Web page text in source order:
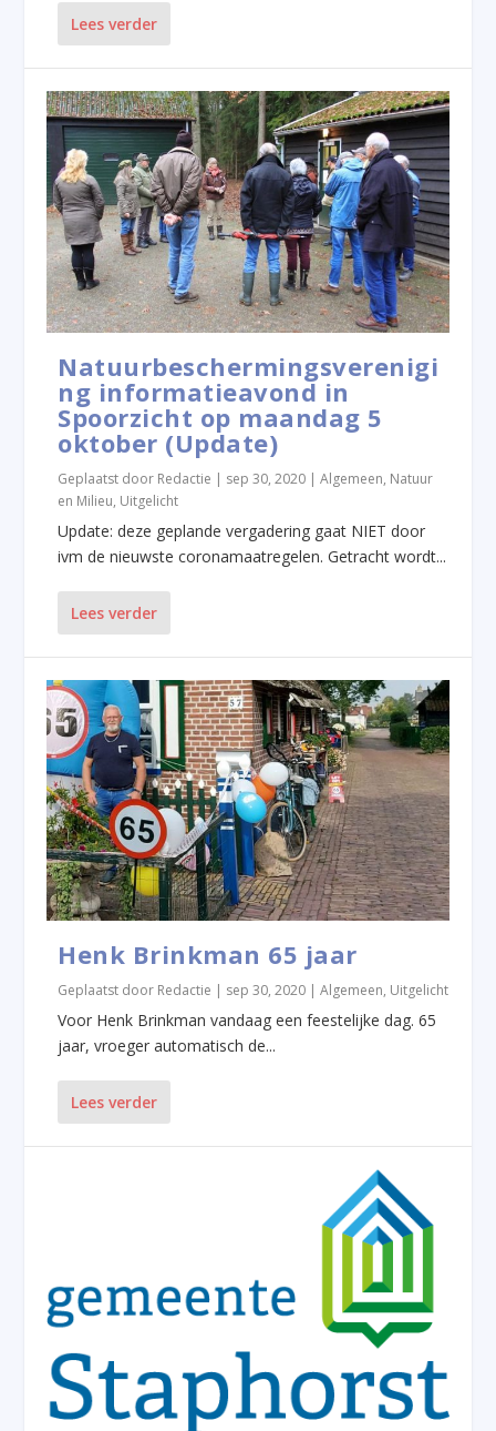
Lees verder
Natuurbeschermingsverenigi
ng informatieavond in
Spoorzicht op maandag 5
oktober (Update)
Geplaatst door Redactie | sep 30, 2020 |Algemeen, Natuur
en Milieu, Uitgelicht
Update: deze geplande vergadering gaat NIET door
ivm de nieuwste coronamaatregelen. Getracht wordt...
Lees verder
Henk Brinkman 65 jaar
Geplaatst door Redactie | sep 30, 2020 |Algemeen, Uitgelicht
Voor Henk Brinkman vandaag een feestelijke dag. 65
jaar, vroeger automatisch de...
Lees verder